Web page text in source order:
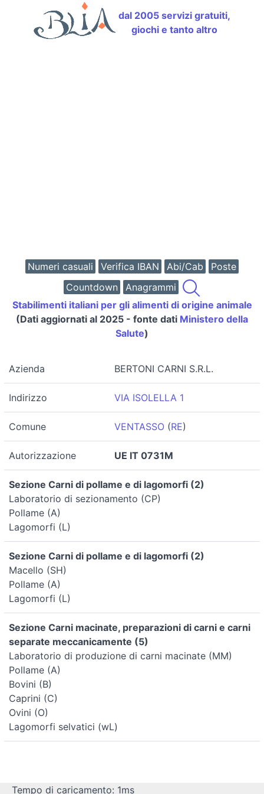
dal 2005 servizi gratuiti,
giochi e tanto altro
Numeri casuali Verifica IBAN Abi/Cab
Poste
Countdown
Anagrammi
Stabilimenti italiani per gli alimenti di origine animale
(Dati aggiornati al 2025 - fonte dati Ministero della
Salute)
Azienda BERTONI CARNI S.R.L.
Indirizzo VIA ISOLELLA 1
Comune VENTASSO (RE)
Autorizzazione UE IT 0731M
Sezione Carni di pollame e di lagomorfi (2)
Laboratorio di sezionamento (CP)
Pollame (A)
Lagomorfi (L)
Sezione Carni di pollame e di lagomorfi (2)
Macello (SH)
Pollame (A)
Lagomorfi (L)
Sezione Carni macinate, preparazioni di carni e carni
separate meccanicamente (5)
Laboratorio di produzione di carni macinate (MM)
Pollame (A)
Bovini (B)
Caprini (C)
Ovini (O)
Lagomorfi selvatici (wL)
Tempo di caricamento: 1ms